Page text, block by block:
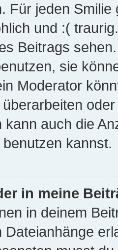
Für jeden
und :(
Beitrags
sie
Moderator
kann auch die
kannst.
in meine
in deinem
Dateianhänge